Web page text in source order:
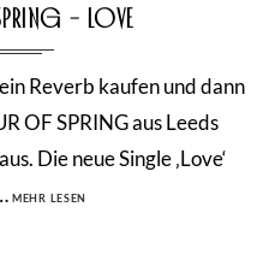
– Love
Reverb kaufen und dann
OF SPRING aus Leeds
Die neue Single ‚Love‘
MEHR LESEN